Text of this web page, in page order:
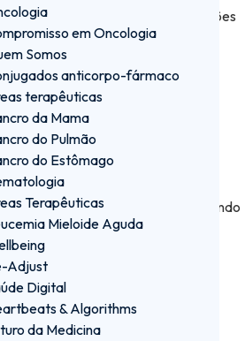
em Oncologia
Somos
anticorpo-fármaco
terapêuticas
da Mama
do Pulmão
do Estômago
Terapêuticas
Mieloide Aguda
Adjust
Digital
& Algorithms
da Medicina
explica passos, informações
cancro, promovendo decisões
mulheres na ciência, destacando
da inclusão para inspirar futuras